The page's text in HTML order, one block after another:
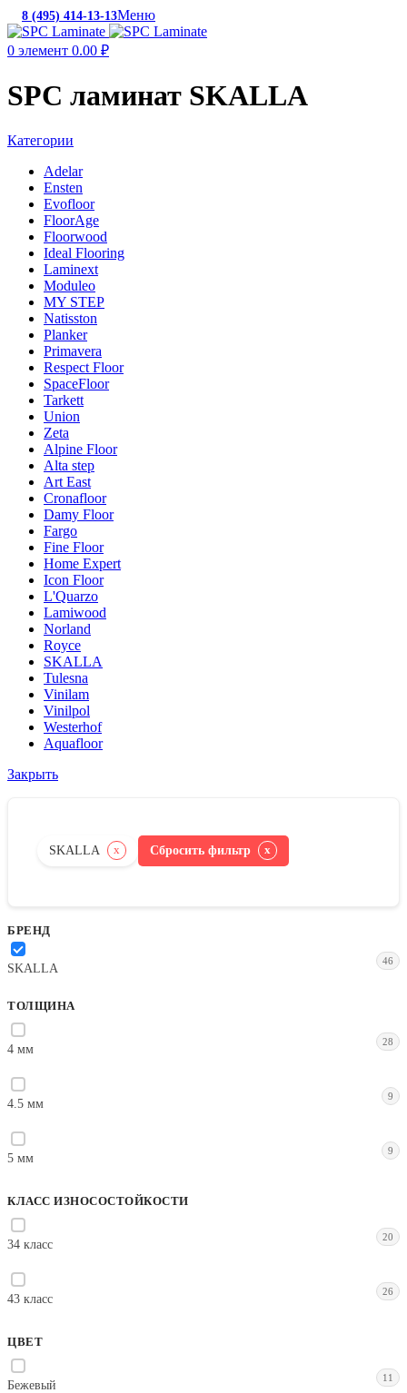
8 (495) 414-13-13Меню
0 элемент 0.00 ₽
SPC ламинат SKALLA
Категории
Adelar
Ensten
Evofloor
FloorAge
Floorwood
Ideal Flooring
Laminext
Moduleo
MY STEP
Natisston
Planker
Primavera
Respect Floor
SpaceFloor
Tarkett
Union
Zeta
Alpine Floor
Alta step
Art East
Cronafloor
Damy Floor
Fargo
Fine Floor
Home Expert
Icon Floor
L'Quarzo
Lamiwood
Norland
Royce
SKALLA
Tulesna
Vinilam
Vinilpol
Westerhof
Aquafloor
Закрыть
SKALLA x Сбросить фильтр x
БРЕНД
SKALLA
46
ТОЛЩИНА
4 мм
28
4.5 мм
9
5 мм
9
КЛАСС ИЗНОСОСТОЙКОСТИ
34 класс
20
43 класс
26
ЦВЕТ
Бежевый
11